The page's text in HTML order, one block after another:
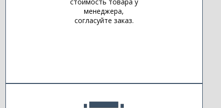
стоимость товара у
менеджера,
согласуйте заказ.